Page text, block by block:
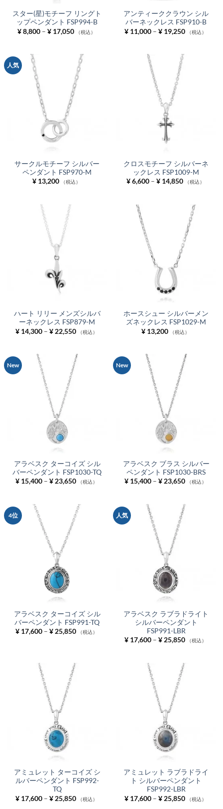
スター(星)モチーフ リングト
ップペンダント FSP994-B
¥8,800 – ¥17,050価
格
¥ 17,050
（税込）
アンティーククラウン シル
バーネックレス FSP910-B
¥11,000 – ¥19,250価
格
（税込）
人気
サークルモチーフ シルバー
ペンダント FSP970-M
¥13,200 （税込）
クロスモチーフ シルバーネ
ックレス FSP1009-M
¥6,600 – ¥14,850価
格
¥ 14,850
（税込）
ハート リリー メンズシルバ
ーネックレス FSP879-M
¥14,300 – ¥22,550価
格
–
¥ 22,550
（税込）
ホースシュー シルバーメン
ズネックレス FSP1029-M
¥13,200 （税込）
New
アラベスク ターコイズ シル
バーペンダント FSP1030-TQ
¥15,400 – ¥23,650価
格
–
¥ 23,650
（税込）
New
アラベスク ブラス シルバー
ペンダント FSP1030-BRS
¥15,400 – ¥23,650価
格
–
（税込）
4位
アラベスク ターコイズ シル
バーペンダント FSP991-TQ
¥17,600 – ¥25,850価
格
¥ 25,850
（税込）
人気
アラベスク ラブラドライト
シルバーペンダント
FSP991-LBR
¥17,600 – ¥25,850価
格
–
（税込）
アミュレット ターコイズ シ
ルバーペンダント FSP992-
TQ
¥17,600 – ¥25,850価
格
（税込）
アミュレット ラブラドライ
ト シルバーペンダント
FSP992-LBR
¥17,600 – ¥25,850価
格
（税込）